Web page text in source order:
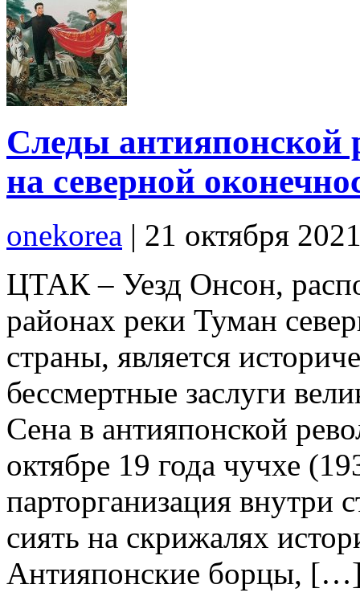
Следы антияпонской
на северной
onekorea | 21 октября
ЦТАК – Уезд Онсон,
районах реки Туман
страны, является
бессмертные заслуги
Сена в антияпонской
октябре 19 года чучхе
парторганизация внутри
сиять на скрижалях
Антияпонские борцы,